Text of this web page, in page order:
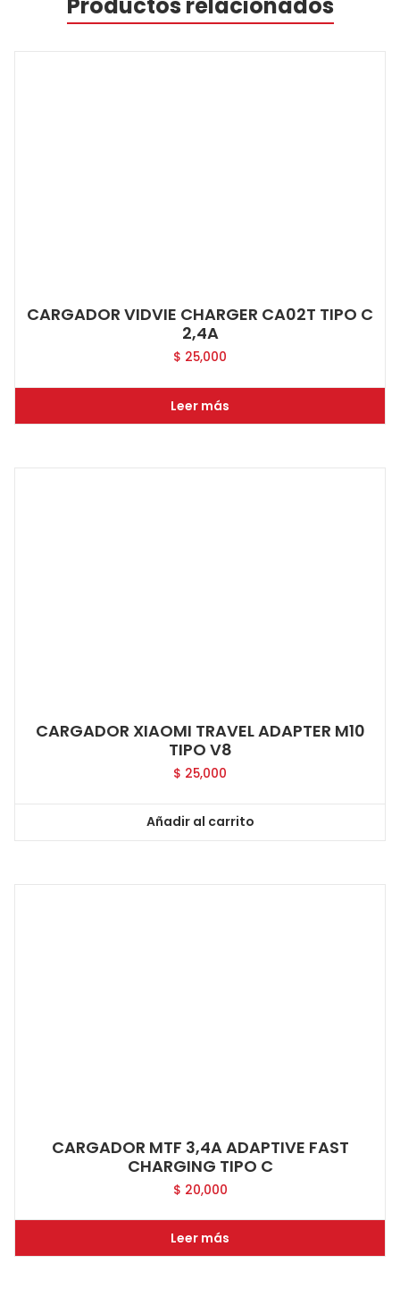
Productos relacionados
CARGADOR VIDVIE CHARGER CA02T TIPO C
2,4A
$ 25,000
Leer más
CARGADOR XIAOMI TRAVEL ADAPTER M10
TIPO V8
$ 25,000
Añadir al carrito
CARGADOR MTF 3,4A ADAPTIVE FAST
CHARGING TIPO C
$ 20,000
Leer más